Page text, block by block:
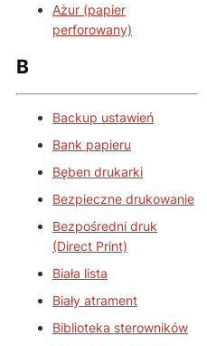
Ażur (papier
perforowany)
B
Backup ustawień
Bank papieru
Bęben drukarki
Bezpieczne drukowanie
Bezpośredni druk
(Direct Print)
Biała lista
Biały atrament
Biblioteka sterowników